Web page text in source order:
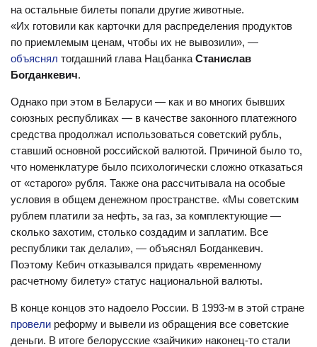
на остальные билеты попали другие животные.
«Их готовили как карточки для распределения продуктов
по приемлемым ценам, чтобы их не вывозили», —
объяснял тогдашний глава Нацбанка Станислав
Богданкевич.
Однако при этом в Беларуси — как и во многих бывших
союзных республиках — в качестве законного платежного
средства продолжал использоваться советский рубль,
ставший основной российской валютой. Причиной было то,
что номенклатуре было психологически сложно отказаться
от «старого» рубля. Также она рассчитывала на особые
условия в общем денежном пространстве. «Мы советским
рублем платили за нефть, за газ, за комплектующие —
сколько захотим, столько создадим и заплатим. Все
республики так делали», — объяснял Богданкевич.
Поэтому Кебич отказывался придать «временному
расчетному билету» статус национальной валюты.
В конце концов это надоело России. В 1993-м в этой стране
провели реформу и вывели из обращения все советские
деньги. В итоге белорусские «зайчики» наконец-то стали